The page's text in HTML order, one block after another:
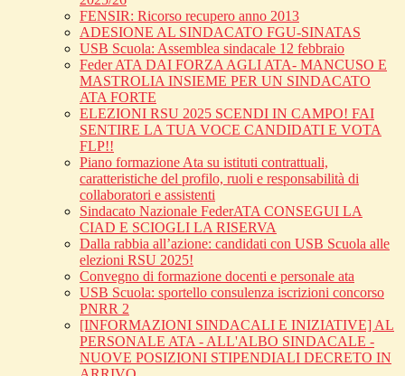
FENSIR: Ricorso recupero anno 2013
ADESIONE AL SINDACATO FGU-SINATAS
USB Scuola: Assemblea sindacale 12 febbraio
Feder ATA DAI FORZA AGLI ATA- MANCUSO E
MASTROLIA INSIEME PER UN SINDACATO
ATA FORTE
ELEZIONI RSU 2025 SCENDI IN CAMPO! FAI
SENTIRE LA TUA VOCE CANDIDATI E VOTA
FLP!!
Piano formazione Ata su istituti contrattuali,
caratteristiche del profilo, ruoli e responsabilità di
collaboratori e assistenti
Sindacato Nazionale FederATA CONSEGUI LA
CIAD E SCIOGLI LA RISERVA
Dalla rabbia all’azione: candidati con USB Scuola alle
elezioni RSU 2025!
Convegno di formazione docenti e personale ata
USB Scuola: sportello consulenza iscrizioni concorso
PNRR 2
[INFORMAZIONI SINDACALI E INIZIATIVE] AL
PERSONALE ATA - ALL'ALBO SINDACALE -
NUOVE POSIZIONI STIPENDIALI DECRETO IN